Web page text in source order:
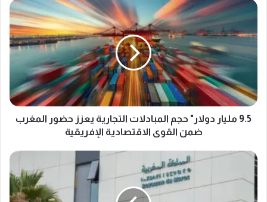
9
5
ل
ر
د
ر
"
9.5 مليار دولار" حجم المبادلات التجارية يعزز حضور المغرب
ضمن القوى الاقتصادية الإفريقية
ت
ع
ي